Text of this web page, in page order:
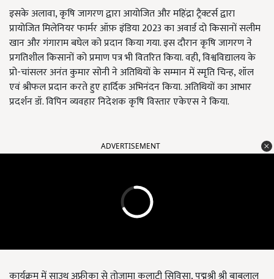
इसके अलावा, कृषि जागरण द्वारा आयोजित और महिंद्रा ट्रैक्टर्स द्वारा
प्रायोजित मिलेनियर फार्मर ऑफ़ इंडिया 2023 का अवार्ड दो किसानों सलीम
खान और गंगाराम बघेल को प्रदान किया गया. इस दौरान कृषि जागरण ने
प्रगतिशील किसानों को प्रमाण पत्र भी वितरित किया. वही, विश्वविद्यालय के
प्रो-चांसलर अनंत कुमार सोनी ने अतिथियों के सम्मान में स्मृति चिन्ह, शॉल
एवं श्रीफल प्रदान करते हुए हार्दिक अभिनंदन किया. अतिथियों का आभार
प्रदर्शन डॉ. विपिन व्यवहार निदेशक कृषि विस्तार एकेएस ने किया.
ADVERTISEMENT